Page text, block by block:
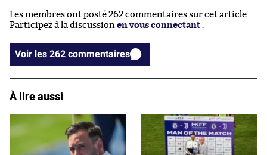
Les membres ont posté 262 commentaires sur cet article.
Participez à la discussion en vous connectant
Voir les 262 commentaires
À lire aussi